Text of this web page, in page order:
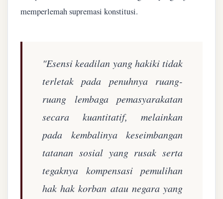
memperlemah supremasi konstitusi.
"Esensi keadilan yang hakiki tidak
terletak pada penuhnya ruang-
ruang lembaga pemasyarakatan
secara kuantitatif, melainkan
pada kembalinya keseimbangan
tatanan sosial yang rusak serta
tegaknya kompensasi pemulihan
hak hak korban atau negara yang